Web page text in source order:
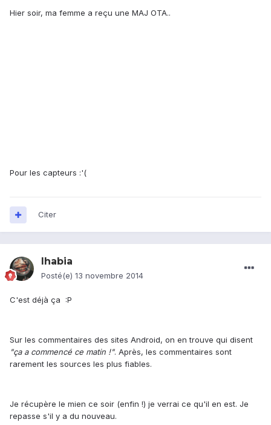
Hier soir, ma femme a reçu une MAJ OTA..
Pour les capteurs :'(
Citer
Ihabia
Posté(e) 13 novembre 2014
C'est déjà ça :P
Sur les commentaires des sites Android, on en trouve qui disent
"ça a commencé ce matin !". Après, les commentaires sont
rarement les sources les plus fiables.
Je récupère le mien ce soir (enfin !) je verrai ce qu'il en est. Je
repasse s'il y a du nouveau.